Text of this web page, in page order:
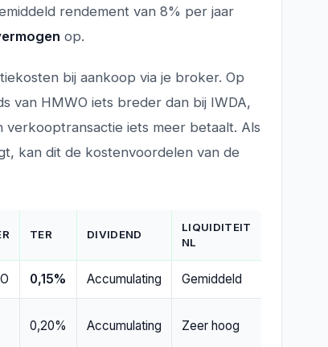
rendement van 8% per jaar
op.
bij aankoop via je broker. Op
van HMWO iets breder dan bij IWDA,
iets meer betaalt. Als
kan dit de kostenvoordelen van de
TER DIVIDEND
LIQUIDITEIT
NL
0,15% Accumulating Gemiddeld
0,20% Accumulating Zeer hoog